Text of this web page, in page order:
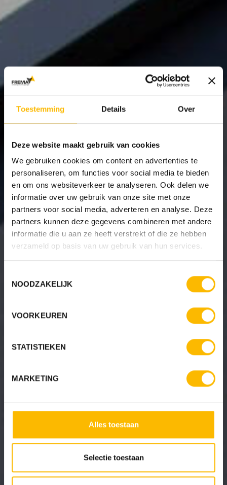
Toestemming Details Over
Deze website maakt gebruik van cookies
We gebruiken cookies om content en advertenties te
personaliseren, om functies voor social media te bieden
en om ons websiteverkeer te analyseren. Ook delen we
informatie over uw gebruik van onze site met onze
partners voor social media, adverteren en analyse. Deze
partners kunnen deze gegevens combineren met andere
informatie die u aan ze heeft verstrekt of die ze hebben
verzameld op basis van uw gebruik van hun services.
NOODZAKELIJK
VOORKEUREN
STATISTIEKEN
MARKETING
Alles toestaan
Selectie toestaan
OPTIMAAL GENIETEN VAN MOOIE
Ruime keuze zonwering,
rolluiken en meer!